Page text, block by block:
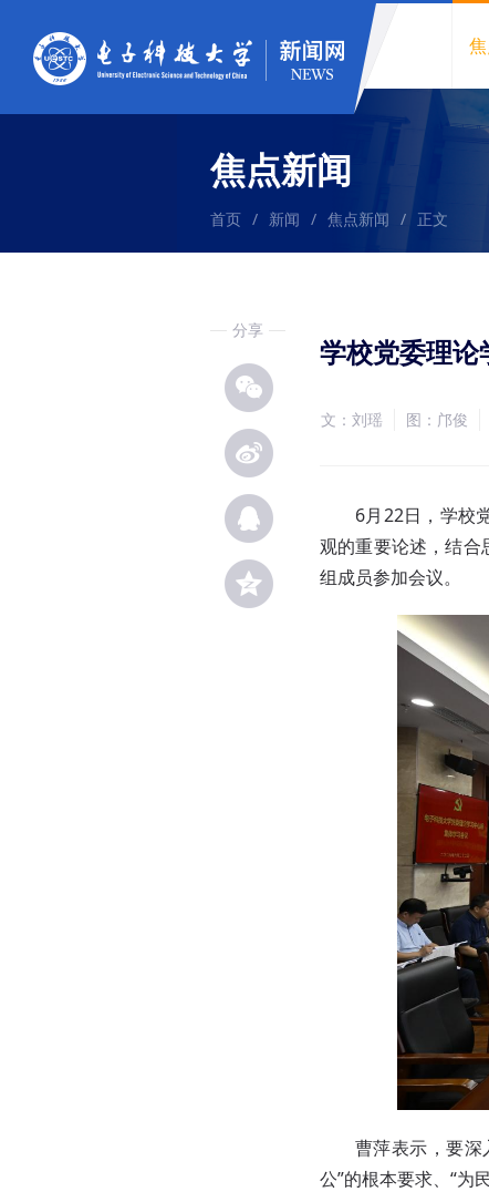
焦点新闻
首页 / 新闻 / 焦点新闻 / 正文
分享
学校党委理论
文：刘瑶 图：邝俊
6月22日，学校
观的重要论述，结合
组成员参加会议。
曹萍表示，要深
公”的根本要求、“为